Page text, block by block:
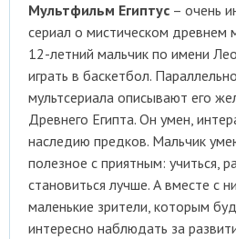
Мультфильм Египтус – очень
сериал о мистическом древнем
12-летний мальчик по имени
играть в баскетбол.
мультсериала описывают его
Древнего Египта. Он умен,
наследию предков. Мальчик
полезное с приятным: учиться,
становиться лучше. А вместе с
маленькие зрители, которым
интересно наблюдать за